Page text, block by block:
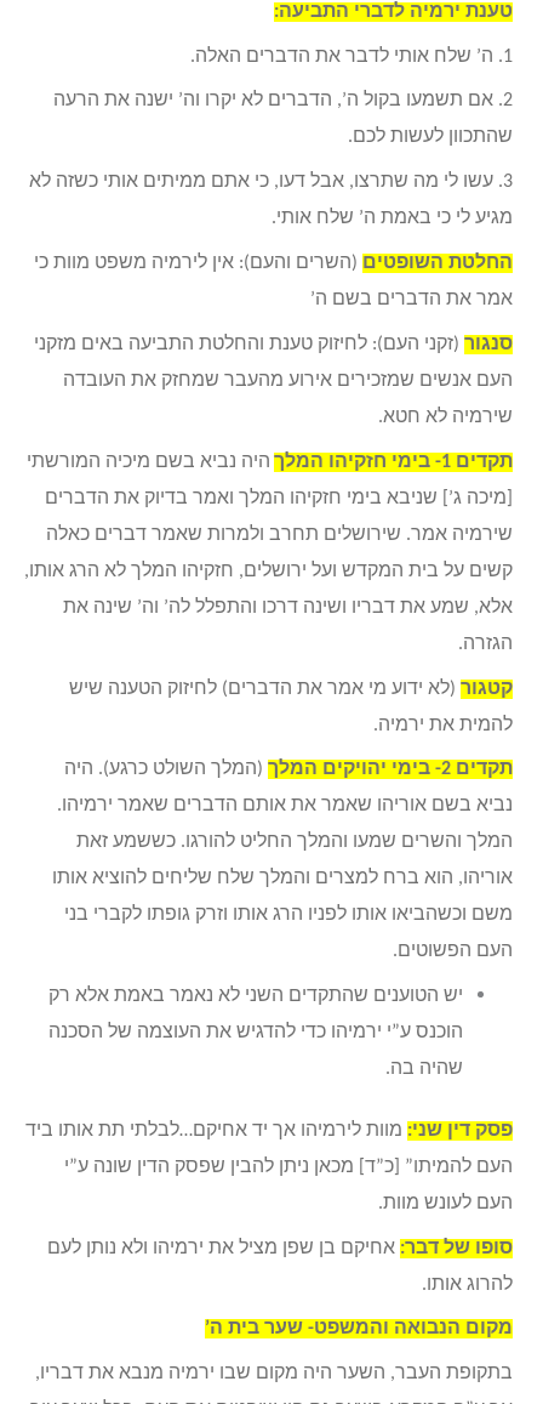
טענת ירמיה לדברי התביעה:
1. ה’ שלח אותי לדבר את הדברים האלה.
2. אם תשמעו בקול ה’, הדברים לא יקרו וה’ ישנה את הרעה
שהתכוון לעשות לכם.
3. עשו לי מה שתרצו, אבל דעו, כי אתם ממיתים אותי כשזה לא
מגיע לי כי באמת ה’ שלח אותי.
החלטת השופטים (השרים והעם): אין לירמיה משפט מוות כי
אמר את הדברים בשם ה’
סנגור (זקני העם): לחיזוק טענת והחלטת התביעה באים מזקני
העם אנשים שמזכירים אירוע מהעבר שמחזק את העובדה
שירמיה לא חטא.
תקדים 1- בימי חזקיהו המלך
היה נביא בשם מיכיה המורשתי
[מיכה ג’] שניבא בימי חזקיהו המלך ואמר בדיוק את הדברים
שירמיה אמר. שירושלים תחרב ולמרות שאמר דברים כאלה
קשים על בית המקדש ועל ירושלים, חזקיהו המלך לא הרג אותו,
אלא, שמע את דבריו ושינה דרכו והתפלל לה’ וה’ שינה את
הגזרה.
קטגור (לא ידוע מי אמר את הדברים) לחיזוק הטענה שיש
להמית את ירמיה.
תקדים 2- בימי יהויקים המלך (המלך השולט כרגע). היה
נביא בשם אוריהו שאמר את אותם הדברים שאמר ירמיהו.
המלך והשרים שמעו והמלך החליט להורגו. כששמע זאת
אוריהו, הוא ברח למצרים והמלך שלח שליחים להוציא אותו
משם וכשהביאו אותו לפניו הרג אותו וזרק גופתו לקברי בני
העם הפשוטים.
יש הטוענים שהתקדים השני לא נאמר באמת אלא רק
הוכנס ע”י ירמיהו כדי להדגיש את העוצמה של הסכנה
שהיה בה.
פסק דין שני: מוות לירמיהו אך יד אחיקם…לבלתי תת אותו ביד
העם להמיתו” [כ”ד] מכאן ניתן להבין שפסק הדין שונה ע”י
העם לעונש מוות.
סופו של דבר: אחיקם בן שפן מציל את ירמיהו ולא נותן לעם
להרוג אותו.
מקום הנבואה והמשפט- שער בית ה’
בתקופת העבר, השער היה מקום שבו ירמיה מנבא את דבריו,